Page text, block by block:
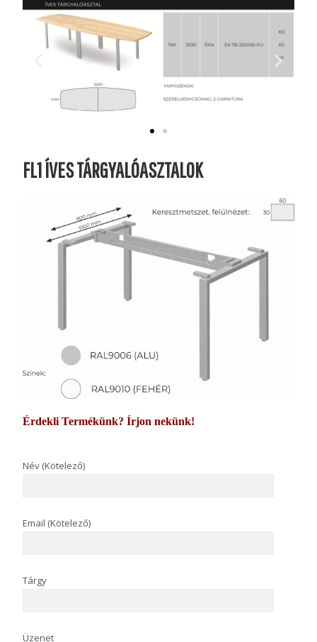
FL1 ÍVES TÁRGYALÓASZTALOK
Érdekli Termékünk? Írjon nekünk!
Név (Kötelező)
Email (Kötelező)
Tárgy
Üzenet